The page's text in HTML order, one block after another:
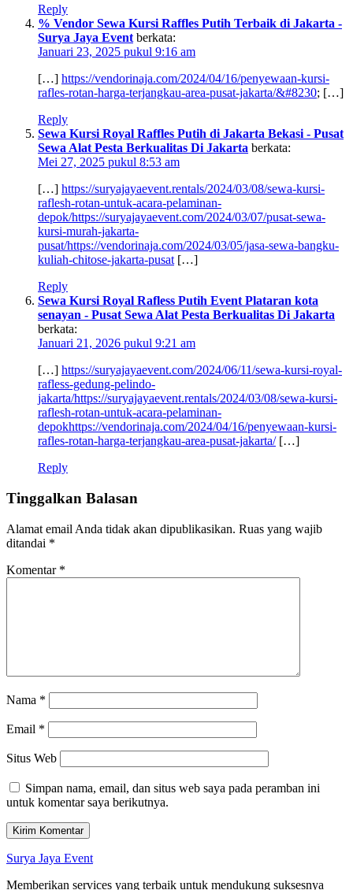
Reply
% Vendor Sewa Kursi Raffles Putih Terbaik di Jakarta -
Surya Jaya Event berkata:
Januari 23, 2025 pukul 9:16 am
[…] https://vendorinaja.com/2024/04/16/penyewaan-kursi-
rafles-rotan-harga-terjangkau-area-pusat-jakarta/&#8230; […]
Reply
Sewa Kursi Royal Raffles Putih di Jakarta Bekasi - Pusat
Sewa Alat Pesta Berkualitas Di Jakarta berkata:
Mei 27, 2025 pukul 8:53 am
[…] https://suryajayaevent.rentals/2024/03/08/sewa-kursi-
raflesh-rotan-untuk-acara-pelaminan-
depok/https://suryajayaevent.com/2024/03/07/pusat-sewa-
kursi-murah-jakarta-
pusat/https://vendorinaja.com/2024/03/05/jasa-sewa-bangku-
kuliah-chitose-jakarta-pusat […]
Reply
Sewa Kursi Royal Rafless Putih Event Plataran kota
senayan - Pusat Sewa Alat Pesta Berkualitas Di Jakarta
berkata:
Januari 21, 2026 pukul 9:21 am
[…] https://suryajayaevent.com/2024/06/11/sewa-kursi-royal-
rafless-gedung-pelindo-
jakarta/https://suryajayaevent.rentals/2024/03/08/sewa-kursi-
raflesh-rotan-untuk-acara-pelaminan-
depokhttps://vendorinaja.com/2024/04/16/penyewaan-kursi-
rafles-rotan-harga-terjangkau-area-pusat-jakarta/[…]
Reply
Tinggalkan Balasan
Alamat email Anda tidak akan dipublikasikan. Ruas yang wajib
ditandai *
Komentar *
Nama *
Email *
Situs Web
Simpan nama, email, dan situs web saya pada peramban ini
untuk komentar saya berikutnya.
Surya Jaya Event
Memberikan services yang terbaik untuk mendukung suksesnya